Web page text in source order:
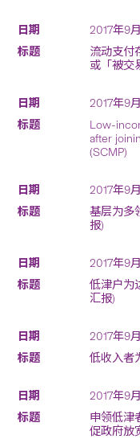
2017年9
流动支付
或「被交
2017年9
Low-
after
(SCMP)
2017年9
基层为多
报)
2017年9
低津户为
汇报)
2017年9
低收入者
2017年9
申领低津
促政府放